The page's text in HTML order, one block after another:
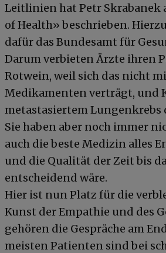
Leitlinien hat Petr Skrabanek
of Health» beschrieben.
dafür das Bundesamt für
Darum verbieten Ärzte ihren
Rotwein, weil sich das nicht
Medikamenten verträgt, und
metastasiertem Lungenkrebs
Sie haben aber noch immer
auch die beste Medizin alles
und die Qualität der Zeit bis
entscheidend wäre.
Hier ist nun Platz für die
Kunst der Empathie und des
gehören die Gespräche am
meisten Patienten sind bei